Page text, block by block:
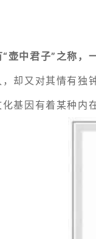
壶中君子”之称，
却又对其情有独
基因有着某种内